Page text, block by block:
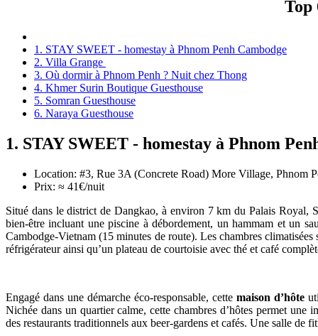
Top
1. STAY SWEET - homestay à Phnom Penh Cambodge
2. Villa Grange
3. Où dormir à Phnom Penh ? Nuit chez Thong
4. Khmer Surin Boutique Guesthouse
5. Somran Guesthouse
6. Naraya Guesthouse
1. STAY SWEET - homestay à Phnom
Location: #3, Rue 3A (Concrete Road) More Village, Phnom
Prix: ≈ 41€/nuit
Situé dans le district de Dangkao, à environ 7 km du Palais
bien-être incluant une piscine à débordement, un hammam et un
Cambodge-Vietnam (15 minutes de route). Les chambres
réfrigérateur ainsi qu’un plateau de courtoisie avec thé et café
Engagé dans une démarche éco-responsable, cette maison d’hôte
Nichée dans un quartier calme, cette chambres d’hôtes permet
des restaurants traditionnels aux beer-gardens et cafés. Une salle de